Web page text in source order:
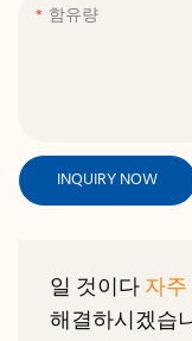
함유량
INQUIRY NOW
일 것이다자
해결하시겠습